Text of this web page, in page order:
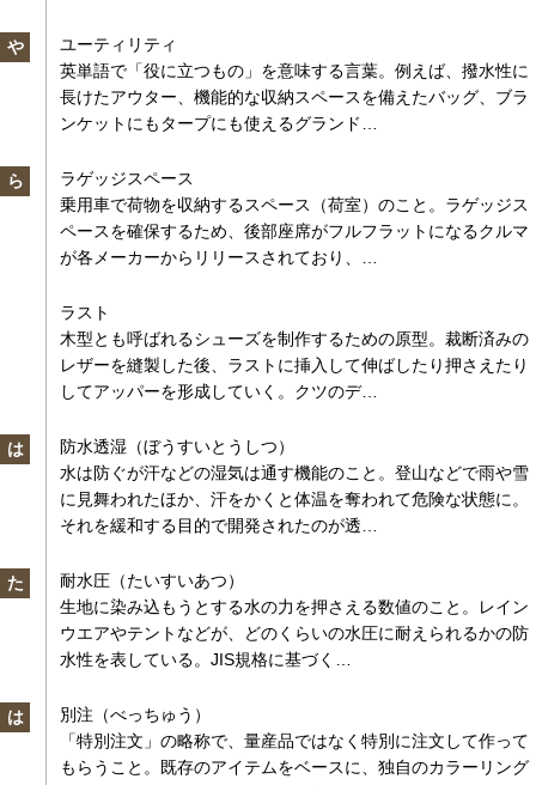
や
ユーティリティ
英単語で「役に立つもの」を意味する言葉。例えば、撥水性に
長けたアウター、機能的な収納スペースを備えたバッグ、ブラ
ンケットにもタープにも使えるグランド…
ら
ラゲッジスペース
乗用車で荷物を収納するスペース（荷室）のこと。ラゲッジス
ペースを確保するため、後部座席がフルフラットになるクルマ
が各メーカーからリリースされており、…
ラスト
木型とも呼ばれるシューズを制作するための原型。裁断済みの
レザーを縫製した後、ラストに挿入して伸ばしたり押さえたり
してアッパーを形成していく。クツのデ…
は
防水透湿（ぼうすいとうしつ）
水は防ぐが汗などの湿気は通す機能のこと。登山などで雨や雪
に見舞われたほか、汗をかくと体温を奪われて危険な状態に。
それを緩和する目的で開発されたのが透…
た
耐水圧（たいすいあつ）
生地に染み込もうとする水の力を押さえる数値のこと。レイン
ウエアやテントなどが、どのくらいの水圧に耐えられるかの防
水性を表している。JIS規格に基づく…
は
別注（べっちゅう）
「特別注文」の略称で、量産品ではなく特別に注文して作って
もらうこと。既存のアイテムをベースに、独自のカラーリング